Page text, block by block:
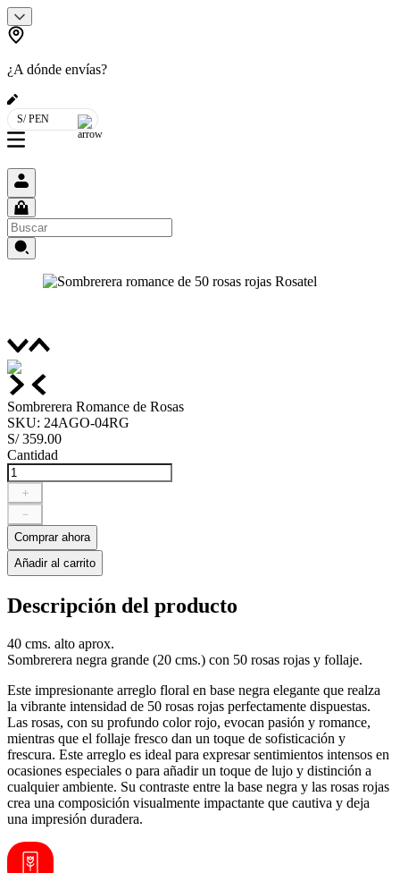
¿A dónde envías?
S/ PEN
Sombrerera Romance de Rosas
SKU: 24AGO-04RG
S/ 359.00
Cantidad
＋
－
Comprar ahora
Añadir al carrito
Descripción del producto
40 cms. alto aprox.
Sombrerera negra grande (20 cms.) con 50 rosas rojas y follaje.
Este impresionante arreglo floral en base negra elegante que realza
la vibrante intensidad de 50 rosas rojas perfectamente dispuestas.
Las rosas, con su profundo color rojo, evocan pasión y romance,
mientras que el follaje fresco dan un toque de sofisticación y
frescura. Este arreglo es ideal para expresar sentimientos intensos en
ocasiones especiales o para añadir un toque de lujo y distinción a
cualquier ambiente. Su contraste entre la base negra y las rosas rojas
crea una composición visualmente impactante que cautiva y deja
una impresión duradera.